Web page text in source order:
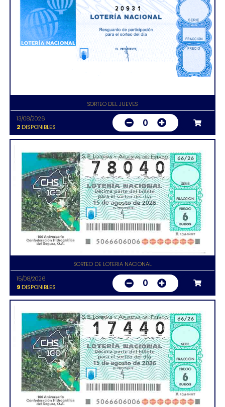
20931
SORTEO DEL JUEVES
13/08/2026
2DISPONIBLES 0
SORTEO DE LOTERIA NACIONAL
15/08/2026
9DISPONIBLES 0